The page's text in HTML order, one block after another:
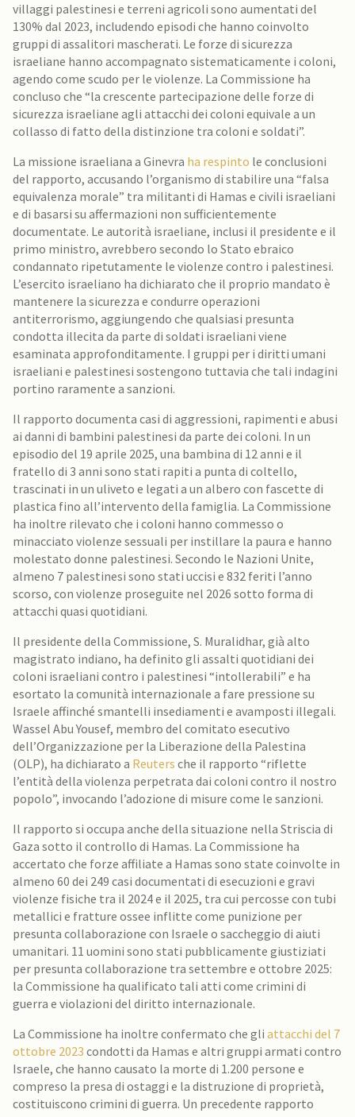
villaggi palestinesi e terreni agricoli sono aumentati del
130% dal 2023, includendo episodi che hanno coinvolto
gruppi di assalitori mascherati. Le forze di sicurezza
israeliane hanno accompagnato sistematicamente i coloni,
agendo come scudo per le violenze. La Commissione ha
concluso che “la crescente partecipazione delle forze di
sicurezza israeliane agli attacchi dei coloni equivale a un
collasso di fatto della distinzione tra coloni e soldati”.
La missione israeliana a Ginevra ha respinto le conclusioni
del rapporto, accusando l’organismo di stabilire una “falsa
equivalenza morale” tra militanti di Hamas e civili israeliani
e di basarsi su affermazioni non sufficientemente
documentate. Le autorità israeliane, inclusi il presidente e il
primo ministro, avrebbero secondo lo Stato ebraico
condannato ripetutamente le violenze contro i palestinesi.
L’esercito israeliano ha dichiarato che il proprio mandato è
mantenere la sicurezza e condurre operazioni
antiterrorismo, aggiungendo che qualsiasi presunta
condotta illecita da parte di soldati israeliani viene
esaminata approfonditamente. I gruppi per i diritti umani
israeliani e palestinesi sostengono tuttavia che tali indagini
portino raramente a sanzioni.
Il rapporto documenta casi di aggressioni, rapimenti e abusi
ai danni di bambini palestinesi da parte dei coloni. In un
episodio del 19 aprile 2025, una bambina di 12 anni e il
fratello di 3 anni sono stati rapiti a punta di coltello,
trascinati in un uliveto e legati a un albero con fascette di
plastica fino all’intervento della famiglia. La Commissione
ha inoltre rilevato che i coloni hanno commesso o
minacciato violenze sessuali per instillare la paura e hanno
molestato donne palestinesi. Secondo le Nazioni Unite,
almeno 7 palestinesi sono stati uccisi e 832 feriti l’anno
scorso, con violenze proseguite nel 2026 sotto forma di
attacchi quasi quotidiani.
Il presidente della Commissione, S. Muralidhar, già alto
magistrato indiano, ha definito gli assalti quotidiani dei
coloni israeliani contro i palestinesi “intollerabili” e ha
esortato la comunità internazionale a fare pressione su
Israele affinché smantelli insediamenti e avamposti illegali.
Wassel Abu Yousef, membro del comitato esecutivo
dell’Organizzazione per la Liberazione della Palestina
(OLP), ha dichiarato a Reuters che il rapporto “riflette
l’entità della violenza perpetrata dai coloni contro il nostro
popolo”, invocando l’adozione di misure come le sanzioni.
Il rapporto si occupa anche della situazione nella Striscia di
Gaza sotto il controllo di Hamas. La Commissione ha
accertato che forze affiliate a Hamas sono state coinvolte in
almeno 60 dei 249 casi documentati di esecuzioni e gravi
violenze fisiche tra il 2024 e il 2025, tra cui percosse con tubi
metallici e fratture ossee inflitte come punizione per
presunta collaborazione con Israele o saccheggio di aiuti
umanitari. 11 uomini sono stati pubblicamente giustiziati
per presunta collaborazione tra settembre e ottobre 2025:
la Commissione ha qualificato tali atti come crimini di
guerra e violazioni del diritto internazionale.
La Commissione ha inoltre confermato che gli attacchi del 7
ottobre 2023 condotti da Hamas e altri gruppi armati contro
Israele, che hanno causato la morte di 1.200 persone e
compreso la presa di ostaggi e la distruzione di proprietà,
costituiscono crimini di guerra. Un precedente rapporto